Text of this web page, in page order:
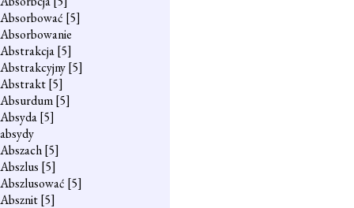
Absorbować [5]
Absorbowanie
Abstrakcja[5]
Abstrakcyjny[5]
Abstrakt[5]
Absurdum[5]
Absyda[5]
absydy
Abszach[5]
Abszlus [5]
Abszlusować [5]
Absznit[5]